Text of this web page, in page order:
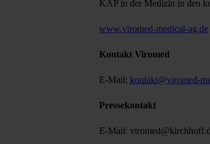
KAP in der Medizin in den
www.viromed-medical-ag.de
Kontakt Viromed
E-Mail: kontakt@viromed-
Pressekontakt
E-Mail: